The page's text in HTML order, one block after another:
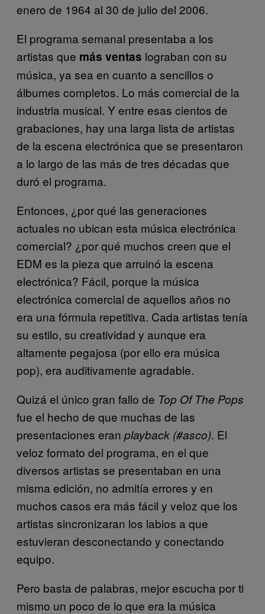
enero de 1964 al 30 de julio del 2006.
El programa semanal presentaba a los
artistas que más ventas lograban con su
música, ya sea en cuanto a sencillos o
álbumes completos. Lo más comercial de la
industria musical. Y entre esas cientos de
grabaciones, hay una larga lista de artistas
de la escena electrónica que se presentaron
a lo largo de las más de tres décadas que
duró el programa.
Entonces, ¿por qué las generaciones
actuales no ubican esta música electrónica
comercial? ¿por qué muchos creen que el
EDM es la pieza que arruinó la escena
electrónica? Fácil, porque la música
electrónica comercial de aquellos años no
era una fórmula repetitiva. Cada artistas tenía
su estilo, su creatividad y aunque era
altamente pegajosa (por ello era música
pop), era auditivamente agradable.
Quizá el único gran fallo de Top Of The Pops
fue el hecho de que muchas de las
presentaciones eran playback (#asco). El
veloz formato del programa, en el que
diversos artistas se presentaban en una
misma edición, no admitía errores y en
muchos casos era más fácil y veloz que los
artistas sincronizaran los labios a que
estuvieran desconectando y conectando
equipo.
Pero basta de palabras, mejor escucha por ti
mismo un poco de lo que era la música